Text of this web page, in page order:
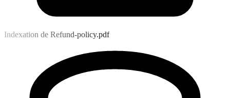
Indexation de Refund-policy.pdf